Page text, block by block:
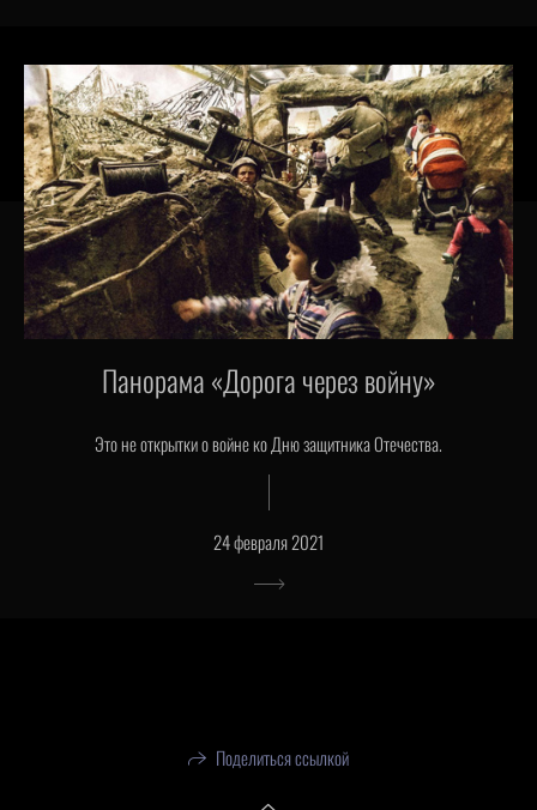
Панорама «Дорога через войну»
Это не открытки о войне ко Дню защитника Отечества.
24 февраля 2021
Поделиться ссылкой